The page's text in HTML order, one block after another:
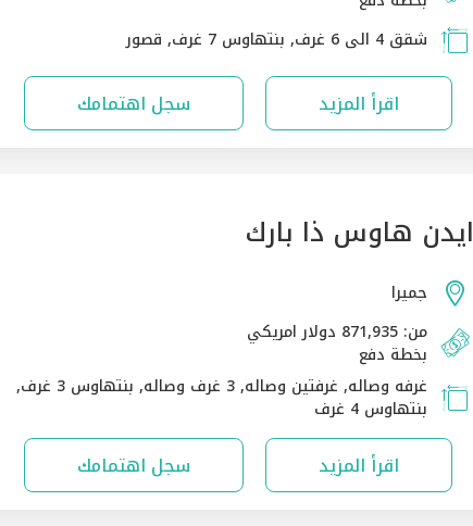
شقق 4 الى 6 غرف, بنتهاوس 7 غرف, قصور
اقرأ المزيد سجل اهتمامك
ايدن هاوس ذا بارك
جميرا
من: 871,935 دولار امريكي
بخطة دفع
غرفه وصاله, غرفتين وصاله, 3 غرف وصاله, بنتهاوس 3 غرف,
بنتهاوس 4 غرف
اقرأ المزيد سجل اهتمامك